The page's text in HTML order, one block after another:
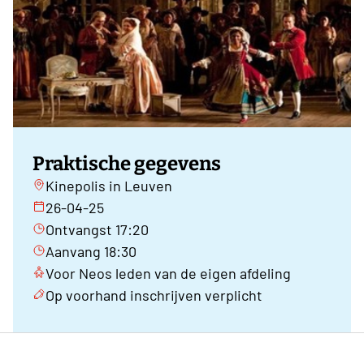
Praktische gegevens
Kinepolis in Leuven
26-04-25
Ontvangst 17:20
Aanvang 18:30
Voor Neos leden van de eigen afdeling
Op voorhand inschrijven verplicht